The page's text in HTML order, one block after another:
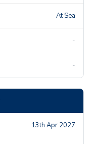
At Sea
-
-
13th Apr 2027